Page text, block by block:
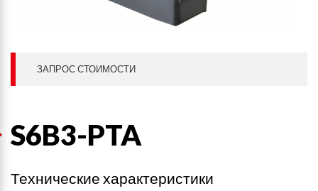
ЗАПРОС СТОИМОСТИ
S6B3-PTA
Технические характеристики